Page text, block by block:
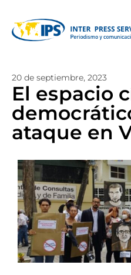
20 de septiembre, 2023
El espacio
ataque en